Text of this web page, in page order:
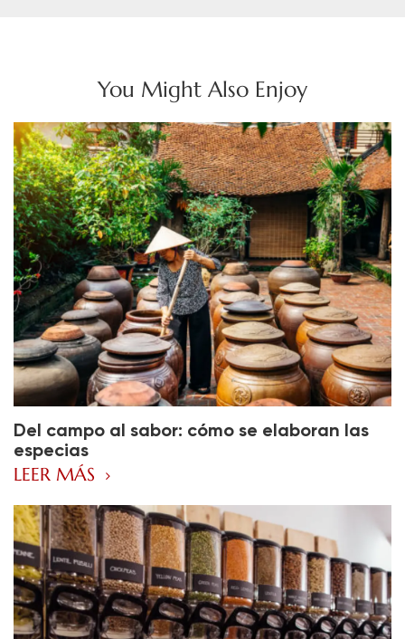
You Might Also Enjoy
Del campo al sabor: cómo se elaboran las
especias
LEER MÁS